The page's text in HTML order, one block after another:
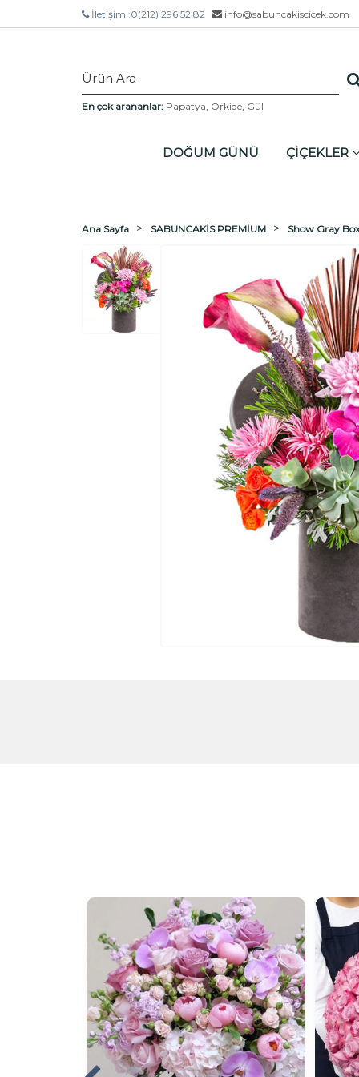
İletişim :0(212) 296 52 82 info@sabuncakiscicek.com
En çok arananlar: Papatya, Orkide, Gül
DOĞUM GÜNÜ ÇİÇEKLER
Ana Sayfa SABUNCAKİS PREMİUM Show Gray Box